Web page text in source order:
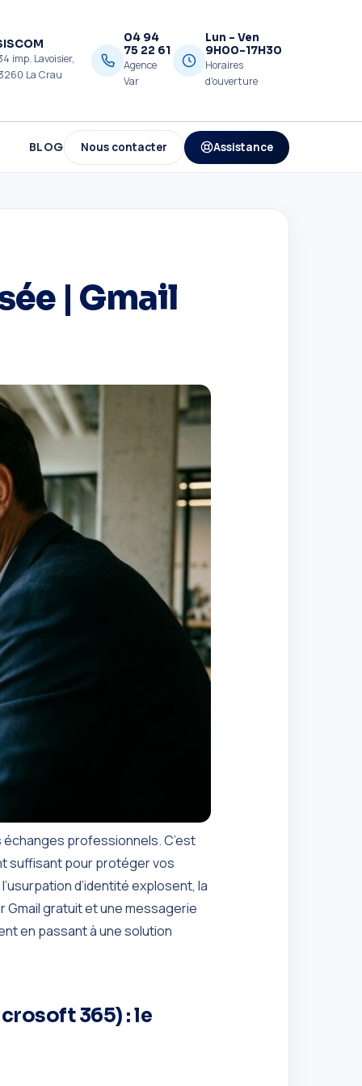
imp. Lavoisier,
La Crau
04 94
75 22 61
Agence
Var
Lun - Ven
9H00-17H30
Horaires
d'ouverture
BLOG Nous contacter Assistance
| Gmail
professionnels. C’est
suffisant pour protéger vos
d’identité explosent, la
gratuit et une messagerie
en passant à une solution
365) : le